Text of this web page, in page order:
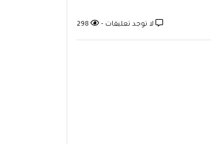
لا توجد تعليقات -